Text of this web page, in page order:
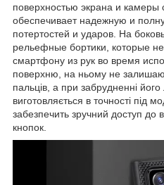
поверхностью экрана и
обеспечивает надежную и
потертостей и ударов. На
рельефные бортики, которые
смартфону из рук во время
поверхню, на ньому не
пальців, а при забрудненні
виготовляється в точності під
забезпечить зручний доступ до
кнопок.